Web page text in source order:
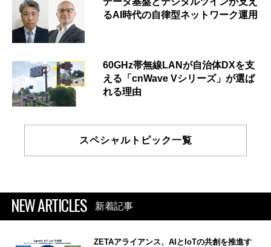
るAI時代の自律型ネットワーク運用
60GHz帯無線LANが自治体DXを支
える「cnWave Vシリーズ」が選ば
れる理由
スペシャルトピック一覧
NEW ARTICLES 新着記事
ZETAアライアンス、AIとIoTの共創を推進す